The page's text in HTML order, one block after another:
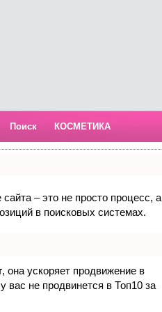
Поиск КОСМЕТИКА
– это не просто процесс, а
в поисковых системах.
, она ускоряет продвижение в
вас не продвинется в Топ10 за